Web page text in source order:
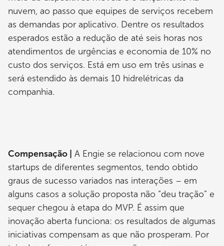
nuvem, ao passo que equipes de serviços recebem
as demandas por aplicativo. Dentre os resultados
esperados estão a redução de até seis horas nos
atendimentos de urgências e economia de 10% no
custo dos serviços. Está em uso em três usinas e
será estendido às demais 10 hidrelétricas da
companhia.
Compensação |
A Engie se relacionou com nove
startups de diferentes segmentos, tendo obtido
graus de sucesso variados nas interações – em
alguns casos a solução proposta não “deu tração” e
sequer chegou à etapa do MVP. É assim que
inovação aberta funciona: os resultados de algumas
iniciativas compensam as que não prosperam. Por